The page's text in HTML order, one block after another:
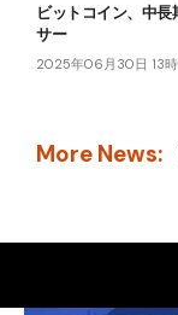
ビットコイン、中
サー
2025年06月30日 13
More News: